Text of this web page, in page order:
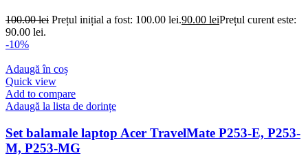
100.00lei Prețul inițial a fost: 100.00 lei.90.00 leiPrețul curent este:
90.00 lei.
-10%
Adaugă în coș
Quick view
Add to compare
Adaugă la lista de dorințe
Set balamale laptop Acer TravelMate P253-E, P253-
M, P253-MG